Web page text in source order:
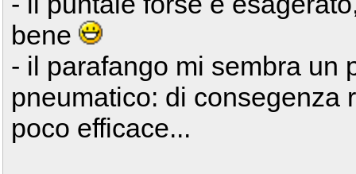
bene
- il parafango mi sembra un
pneumatico: di consegenza
poco efficace...